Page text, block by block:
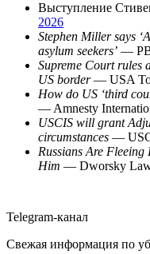
Выступление
2026
Stephen Miller says
asylum seekers’ —
Supreme Court rules
US border— USA
How do US ‘third
— Amnesty
USCIS will grant
circumstances —
Russians Are
Him — Dworsky
Telegram-канал
Свежая информация по